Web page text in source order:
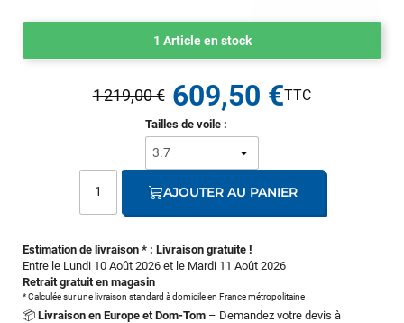
1 Article en stock
Estimation de livraison * : Livraison gratuite !
Entre le Lundi 10 Août 2026 et le Mardi 11 Août 2026
Retrait gratuit en magasin
* Calculée sur une livraison standard à domicile en France métropolitaine
📦 Livraison en Europe et Dom-Tom – Demandez votre devis à
Tailles de voile :
1 219,00 € 609,50 €
AJOUTER AU PANIER